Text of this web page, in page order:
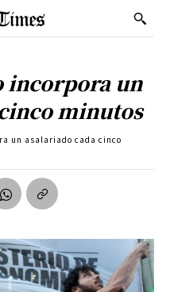
incorpora un
minutos
un asalariado cada cinco